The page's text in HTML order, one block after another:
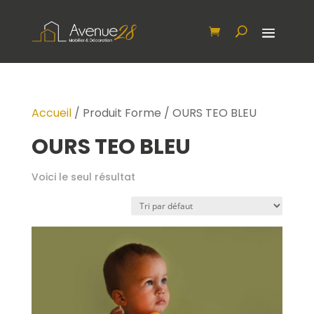
Accueil/ Produit Forme / OURS TEO BLEU
OURS TEO BLEU
Voici le seul résultat